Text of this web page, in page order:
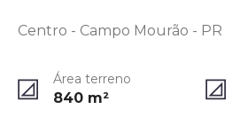
Centro - Campo Mourão - PR
Área terreno
840 m²